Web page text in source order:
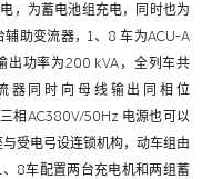
，为蓄电池组充电，同时也为
助变流器，1、8 车为ACU-A
出功率为200 kVA，全列车共
器同时向母线输出同相位
相AC380V/50Hz 电源也可以
受电弓设连锁机构，动车组由
8车配置两台充电机和两组蓄